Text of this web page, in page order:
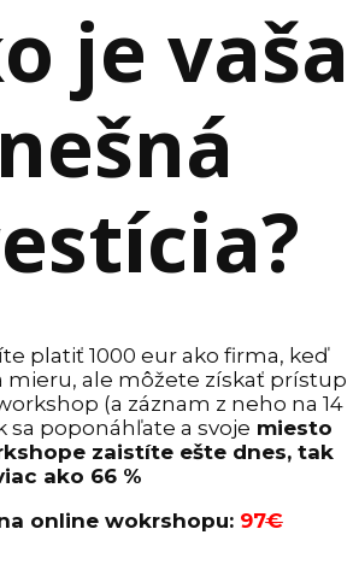
je vaša
platiť 1000 eur ako firma, keď
mieru, ale môžete získať prístup
(a záznam z neho na 14
sa poponáhľate a svoje miesto
zaistíte ešte dnes, tak
ako 66 %
online wokrshopu: 97€